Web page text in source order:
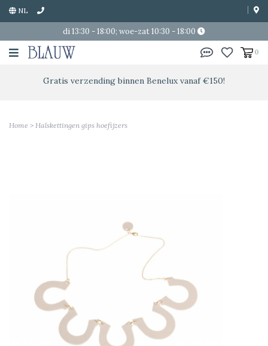
NL
di 13:30 - 18:00; woe-zat 10:30 - 18:00
0
Gratis verzending binnen Benelux vanaf €150!
Home > Halskettingen gips hoefijzers